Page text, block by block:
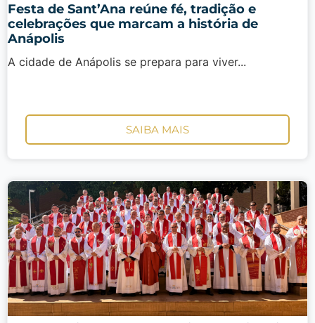
Festa de Sant’Ana reúne fé, tradição e
celebrações que marcam a história de
Anápolis
A cidade de Anápolis se prepara para viver...
SAIBA MAIS